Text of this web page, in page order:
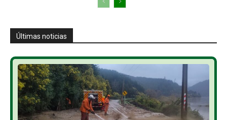
Últimas noticias